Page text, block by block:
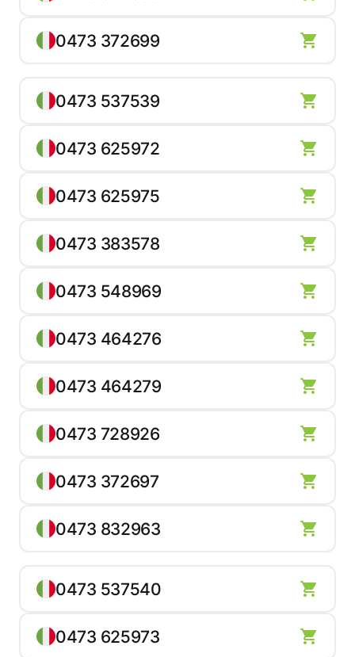
0473 372699
0473 537539
0473 625972
0473 625975
0473 383578
0473 548969
0473 464276
0473 464279
0473 728926
0473 372697
0473 832963
0473 537540
0473 625973